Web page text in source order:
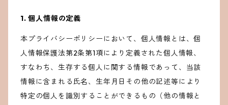
1. 個人情報の定義
本プライバシーポリシーにおいて、個人情報とは、個
人情報保護法第2条第1項により定義された個人情報、
すなわち、生存する個人に関する情報であって、当該
情報に含まれる氏名、生年月日その他の記述等により
特定の個人を識別することができるもの（他の情報と